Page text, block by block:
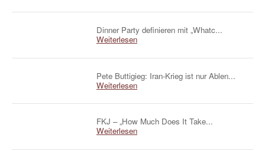
Dinner Party definieren mit „Whatc...
Weiterlesen
Pete Buttigieg: Iran-Krieg ist nur Ablen...
Weiterlesen
FKJ – „How Much Does It Take...
Weiterlesen